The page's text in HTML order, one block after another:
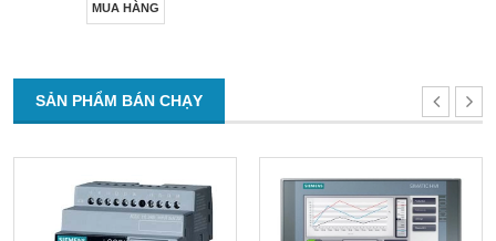
MUA HÀNG
SẢN PHẨM BÁN CHẠY